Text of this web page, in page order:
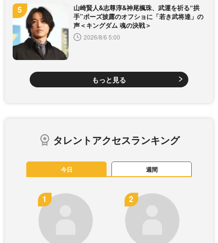
山崎賢人&志尊淳&神尾楓珠、武運を祈る“拱
手”ポーズ披露のオフショに「若き武将達」の
声＜キングダム 魂の決戦＞
2026/8/6 5:00
もっと見る
タレントアクセスランキング
今日 週間